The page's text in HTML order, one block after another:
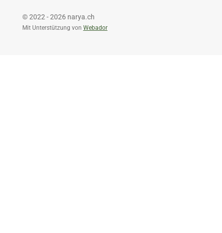
© 2022 - 2026 narya.ch
Mit Unterstützung von Webador